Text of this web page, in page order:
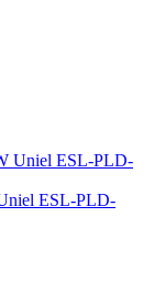
ESL-PLD-